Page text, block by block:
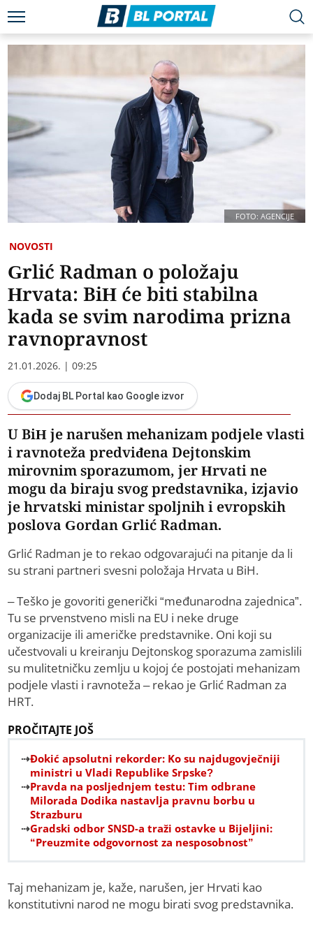
FOTO: AGENCIJE
NOVOSTI
Grlić Radman o položaju
Hrvata: BiH će biti stabilna
kada se svim narodima prizna
ravnopravnost
21.01.2026. | 09:25
Dodaj BL Portal kao Google izvor
U BiH je narušen mehanizam podjele vlasti
i ravnoteža predviđena Dejtonskim
mirovnim sporazumom, jer Hrvati ne
mogu da biraju svog predstavnika, izjavio
je hrvatski ministar spoljnih i evropskih
poslova Gordan Grlić Radman.
Grlić Radman je to rekao odgovarajući na pitanje da li
su strani partneri svesni položaja Hrvata u BiH.
– Teško je govoriti generički “međunarodna zajednica”.
Tu se prvenstveno misli na EU i neke druge
organizacije ili američke predstavnike. Oni koji su
učestvovali u kreiranju Dejtonskog sporazuma zamislili
su mulitetničku zemlju u kojoj će postojati mehanizam
podjele vlasti i ravnoteža – rekao je Grlić Radman za
HRT.
PROČITAJTE JOŠ
Đokić apsolutni rekorder: Ko su najdugovječniji
ministri u Vladi Republike Srpske?
Pravda na posljednjem testu: Tim odbrane
Milorada Dodika nastavlja pravnu borbu u
Strazburu
Gradski odbor SNSD-a traži ostavke u Bijeljini:
“Preuzmite odgovornost za nesposobnost”
Taj mehanizam je, kaže, narušen, jer Hrvati kao
konstitutivni narod ne mogu birati svog predstavnika.